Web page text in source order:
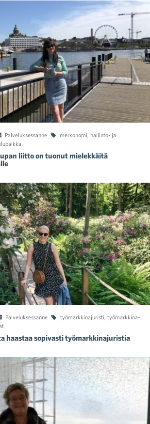
Palveluksessanne merkonomi, hallinto- ja
liitto on tuonut mielekkäitä
Palveluksessanne työmarkkinajuristi, työmarkkina-
haastaa sopivasti työmarkkinajuristia